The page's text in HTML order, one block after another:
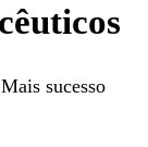
sucesso